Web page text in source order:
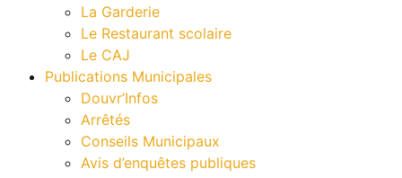
La Garderie
Le Restaurant scolaire
Le CAJ
Publications Municipales
Douvr’Infos
Arrêtés
Conseils Municipaux
Avis d’enquêtes publiques